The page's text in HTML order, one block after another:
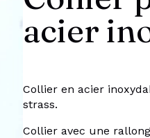
acier
Collier en acier
strass.
Collier avec une